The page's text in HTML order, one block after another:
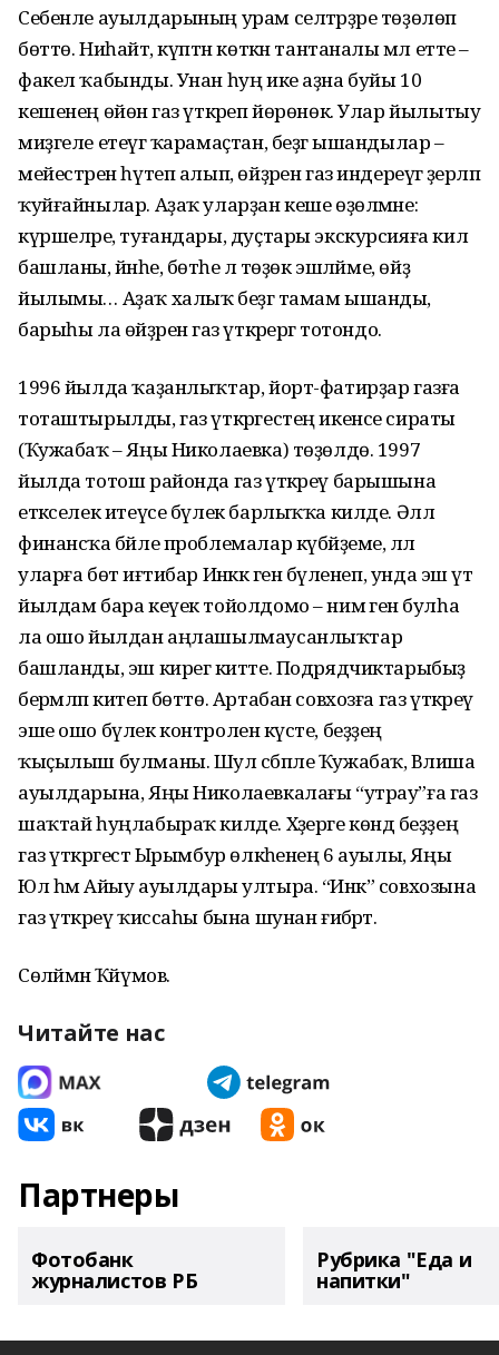
Себенле ауылдарының урам селтәрҙәре төҙөлөп
бөттө. Ниһайәт, күптән көткән тантаналы мәл етте –
факел ҡабынды. Унан һуң ике аҙна буйы 10
кешенең өйөнә газ үткәреп йөрөнөк. Улар йылытыу
миҙгеле етеүгә ҡарамаҫтан, беҙгә ышандылар –
мейестәрен һүтеп алып, өйҙәрен газ индереүгә әҙерләп
ҡуйғайнылар. Аҙаҡ уларҙан кеше өҙөлмәне:
күршеләре, туғандары, дуҫтары экскурсияға килә
башланы, йәнәһе, бөтәһе лә төҙөк эшләйме, өйҙә
йылымы… Аҙаҡ халыҡ беҙгә тамам ышанды,
барыһы ла өйҙәренә газ үткәрергә тотондо.
1996 йылда ҡаҙанлыҡтар, йорт-фатирҙар газға
тоташтырылды, газ үткәргестең икенсе сираты
(Ҡужабаҡ – Яңы Николаевка) төҙөлдө. 1997
йылда тотош районда газ үткәреү барышына
етәкселек итеүсе бүлек барлыҡҡа килде. Әллә
финансҡа бәйле проблемалар күбәйҙеме, әллә
уларға бөтә иғтибар Инәккә генә бүленеп, унда эш үтә
йылдам бара кеүек тойолдомо – нимә генә булһа
ла ошо йылдан аңлашылмаусанлыҡтар
башланды, эш кирегә китте. Подрядчиктарыбыҙ
берәмләп китеп бөттө. Артабан совхозға газ үткәреү
эше ошо бүлек контроленә күсте, беҙҙең
ҡыҫылыш булманы. Шул сәбәпле Ҡужабаҡ, Вәлиша
ауылдарына, Яңы Николаевкалағы “утрау”ға газ
шаҡтай һуңлабыраҡ килде. Хәҙерге көндә беҙҙең
газ үткәргестә Ырымбур өлкәһенең 6 ауылы, Яңы
Юл һәм Айыу ауылдары ултыра. “Инәк” совхозына
газ үткәреү ҡиссаһы бына шунан ғибәрәт.
Сөләймән Ҡәйүмов.
Читайте нас
Партнеры
Фотобанк
журналистов РБ
Рубрика "Еда и
напитки"